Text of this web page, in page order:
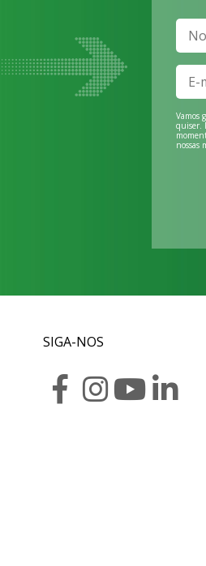
Vamos
quiser.
nossas
SIGA-NOS